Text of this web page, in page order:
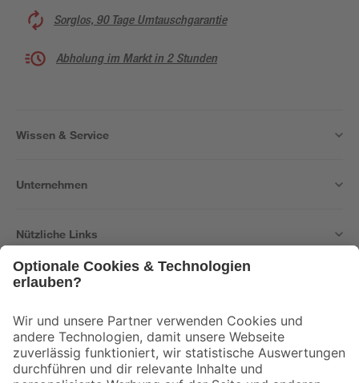
Sorglos, 90 Tage Umtauschgarantie
Abholung im Markt in 2 Stunden
Wissen & Service
Unternehmen
Nützliche Links
Der toom Newsletter: Keine Angebote und Aktionen mehr verpassen!
Zur Newsletter Anmeldung